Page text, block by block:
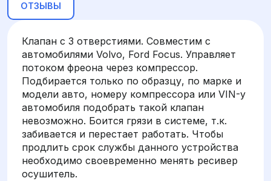
ОТЗЫВЫ
Клапан с 3 отверстиями. Совместим с
автомобилями Volvo, Ford Focus. Управляет
потоком фреона через компрессор.
Подбирается только по образцу, по марке и
модели авто, номеру компрессора или VIN-у
автомобиля подобрать такой клапан
невозможно. Боится грязи в системе, т.к.
забивается и перестает работать. Чтобы
продлить срок службы данного устройства
необходимо своевременно менять ресивер
осушитель.